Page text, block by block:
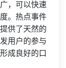
，可以快速
。热点事件
供了天然的
用户的参与
成良好的口